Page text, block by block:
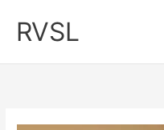
naar
inhoud
RVSL